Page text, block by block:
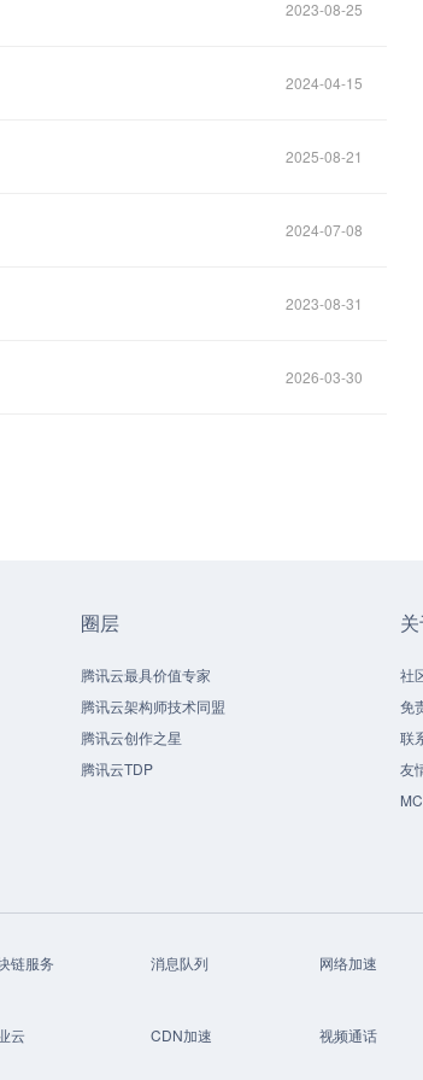
2023-08-25
2024-04-15
2025-08-21
2024-07-08
2023-08-31
2026-03-30
圈层
腾讯云最具价值专家
腾讯云架构师技术同盟
腾讯云创作之星
腾讯云TDP
社
免
联
友
链服务 消息队列
网络加速
云 CDN加速
视频通话